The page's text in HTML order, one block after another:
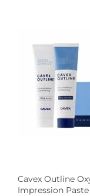
Cavex Outline
Impression Paste